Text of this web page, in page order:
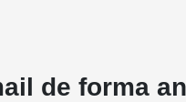
de forma